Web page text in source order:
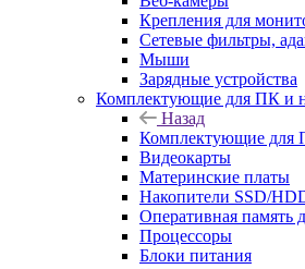
Крепления для
Сетевые фильтры,
Мыши
Зарядные устройства
Комплектующие для ПК и
Назад
Комплектующие для
Видеокарты
Материнские платы
Накопители SSD/
Оперативная память
Процессоры
Блоки питания